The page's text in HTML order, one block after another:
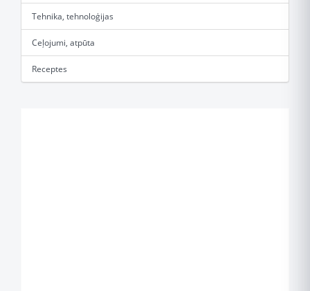
Tehnika, tehnoloģijas
Ceļojumi, atpūta
Receptes